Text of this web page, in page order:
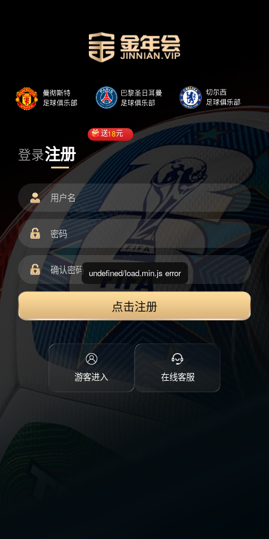
登录注册
送18元
点击注册
游客进入 在线客服
undefined/load.min.js error